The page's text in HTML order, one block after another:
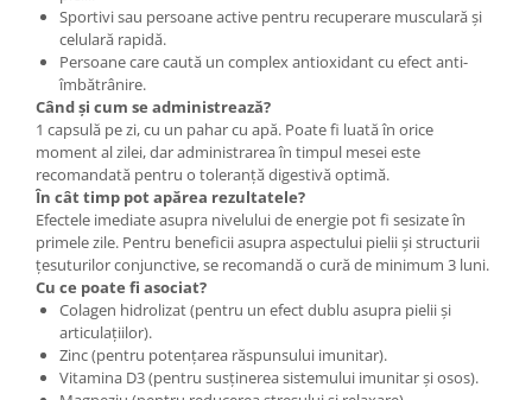
Sportivi sau persoane active pentru recuperare musculară și
celulară rapidă.
Persoane care caută un complex antioxidant cu efect anti-
îmbătrânire.
Când și cum se administrează?
1 capsulă pe zi, cu un pahar cu apă. Poate fi luată în orice
moment al zilei, dar administrarea în timpul mesei este
recomandată pentru o toleranță digestivă optimă.
În cât timp pot apărea rezultatele?
Efectele imediate asupra nivelului de energie pot fi sesizate în
primele zile. Pentru beneficii asupra aspectului pielii și structurii
țesuturilor conjunctive, se recomandă o cură de minimum 3 luni.
Cu ce poate fi asociat?
Colagen hidrolizat (pentru un efect dublu asupra pielii și
articulațiilor).
Zinc (pentru potențarea răspunsului imunitar).
Vitamina D3 (pentru susținerea sistemului imunitar și osos).